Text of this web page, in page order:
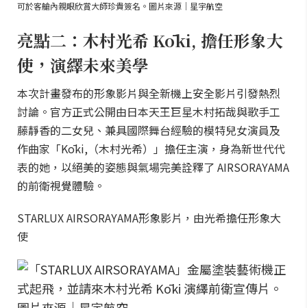
可於客艙內親眼欣賞大師珍貴簽名。圖片來源｜星宇航空
亮點二：木村光希 Kōki, 擔任形象大
使，演繹未來美學
本次計畫發布的形象影片與全新機上安全影片引發熱烈
討論。官方正式公開由日本天王巨星木村拓哉與歌手工
藤靜香的二女兒、兼具國際舞台經驗的模特兒女演員及
作曲家「Kōki,（木村光希）」擔任主演，身為新世代代
表的她，以絕美的姿態與氣場完美詮釋了 AIRSORAYAMA
的前衛視覺體驗。
STARLUX AIRSORAYAMA形象影片，由光希擔任形象大
使